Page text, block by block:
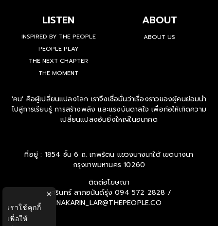
LISTEN
INSPIRED BY THE PEOPLE
PEOPLE PLAY
THE NEXT CHAPTER
THE MOMENT
ABOUT
ABOUT US
'คน' คือผู้เปลี่ยนแปลงโลก เราจึงเชื่อมั่นว่าเรื่องราวของผู้คนย่อมนำ
ไปสู่การเรียนรู้ การสร้างพลัง และแรงบันดาลใจ เพื่อก่อให้เกิดความ
เปลี่ยนแปลงอันยิ่งใหญ่ในอนาคต
ที่อยู่ : 1854 ชั้น 6 ถ. เทพรัตน แขวงบางนาใต้ เขตบางนา
กรุงเทพมหานคร 10260
ติดต่อโฆษณา
นครินทร์ ลาภอนันด์รุ่ง 094 572 2828 /
NAKARIN_LAR@THEPEOPLE.CO
×
เราใช้คุกกี้
เพื่อให้